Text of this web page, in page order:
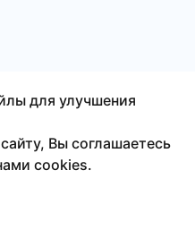
для улучшения
Вы соглашаетесь
cookies.